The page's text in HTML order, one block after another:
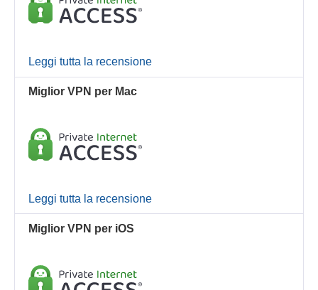
Leggi tutta la recensione
Miglior VPN per Mac
Leggi tutta la recensione
Miglior VPN per iOS